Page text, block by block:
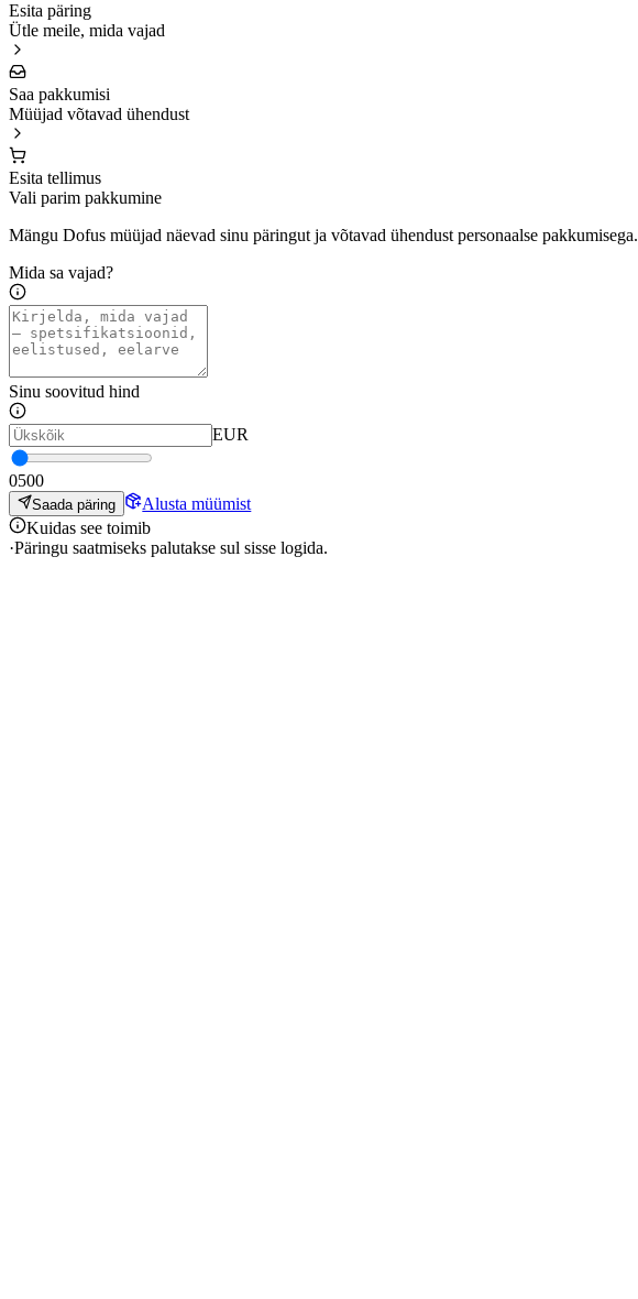
Esita päring
Ütle meile, mida vajad
Saa pakkumisi
Müüjad võtavad ühendust
Esita tellimus
Vali parim pakkumine
Mängu Dofus müüjad näevad sinu päringut ja võtavad ühendust personaalse pakkumisega.
Mida sa vajad?
Sinu soovitud hind
EUR
0500
Saada päring
Alusta müümist
Kuidas see toimib
·Päringu saatmiseks palutakse sul sisse logida.